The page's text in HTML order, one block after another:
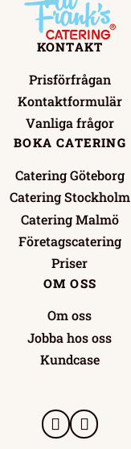
KONTAKT
Prisförfrågan
Kontaktformulär
Vanliga frågor
BOKA CATERING
Catering Göteborg
Catering Stockholm
Catering Malmö
Företagscatering
Priser
OM OSS
Om oss
Jobba hos oss
Kundcase